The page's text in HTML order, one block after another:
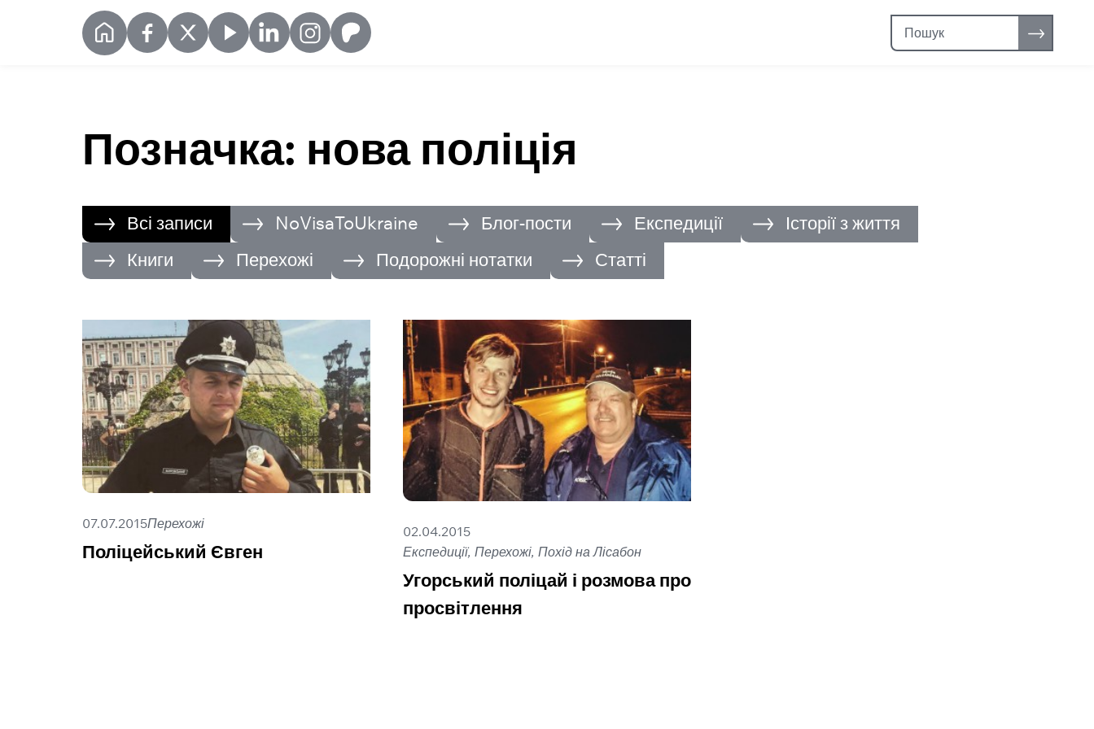
Пошук:
Позначка: нова поліція
Всі записи NoVisaToUkraine‬ Блог-пости Експедиції
Історії з життя
Книги
Перехожі Подорожні нотатки Статті
07.07.2015Перехожі
Поліцейський Євген
02.04.2015
Експедиції, Перехожі, Похід на Лісабон
Угорський поліцай і розмова про
просвітлення